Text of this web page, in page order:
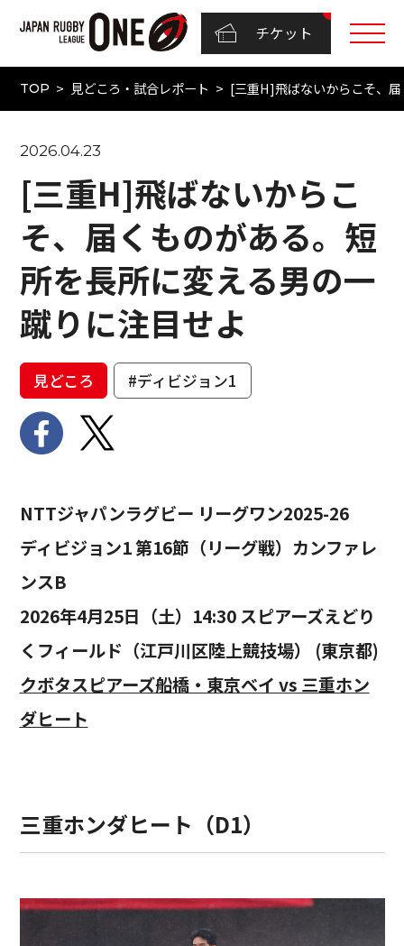
チケット
TOP 見どころ・試合レポート [三重H]飛ばないからこそ、
2026.04.23
[三重H]飛ばないからこ
そ、届くものがある。短
所を長所に変える男の一
蹴りに注目せよ
見どころ #ディビジョン1
NTTジャパンラグビー リーグワン2025-26
ディビジョン1 第16節（リーグ戦）カンファレ
ンスB
2026年4月25日（土）14:30 スピアーズえどり
くフィールド（江戸川区陸上競技場） (東京都)
クボタスピアーズ船橋・東京ベイ vs 三重ホン
ダヒート
三重ホンダヒート（D1）